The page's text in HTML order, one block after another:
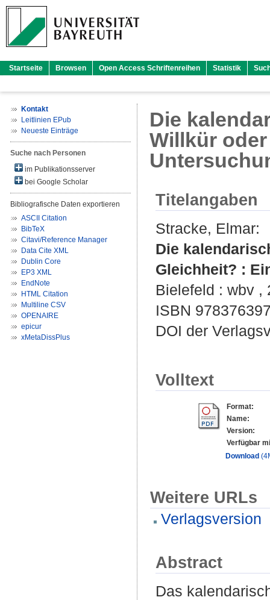
Startseite Browsen Open Access Schriftenreihen Statistik
Kontakt
Leitlinien EPub
Neueste Einträge
Suche nach Personen
im Publikationsserver
bei Google Scholar
Bibliografische Daten exportieren
ASCII Citation
BibTeX
Citavi/Reference Manager
Data Cite XML
Dublin Core
EP3 XML
EndNote
HTML Citation
Multiline CSV
OPENAIRE
epicur
xMetaDissPlus
Die
Willkür
Titelangaben
Stracke, Elmar:
Die
Gleichheit? :
Bielefeld : wbv ,
ISBN
DOI der
Volltext
Format:
Name:
Version:
Verfügbar
Download
Weitere URLs
Verlagsversion
Abstract
Das